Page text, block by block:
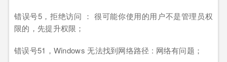
错误号5，拒绝访问 ： 很可能你使用的用户不是管理员权
限的，先提升权限；
错误号51，Windows 无法找到网络路径 : 网络有问题；